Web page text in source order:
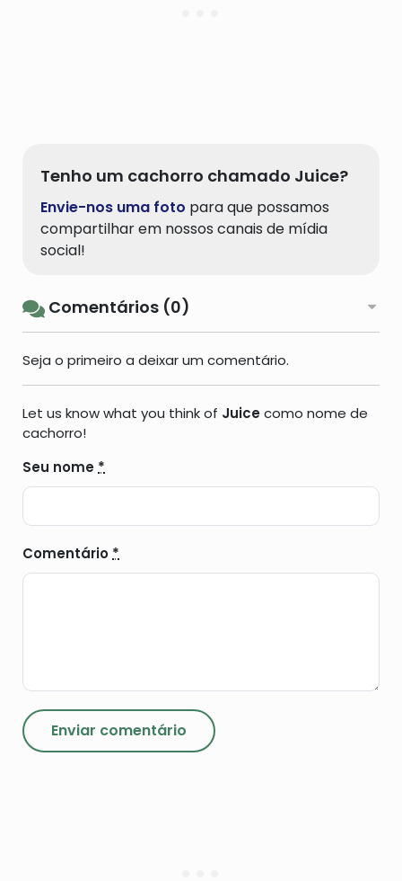
Tenho um cachorro chamado Juice?
Envie-nos uma foto para que possamos
compartilhar em nossos canais de mídia
social!
Comentários (0)
Seja o primeiro a deixar um comentário.
Let us know what you think of Juicecomo nome de
cachorro!
Seu nome *
Comentário *